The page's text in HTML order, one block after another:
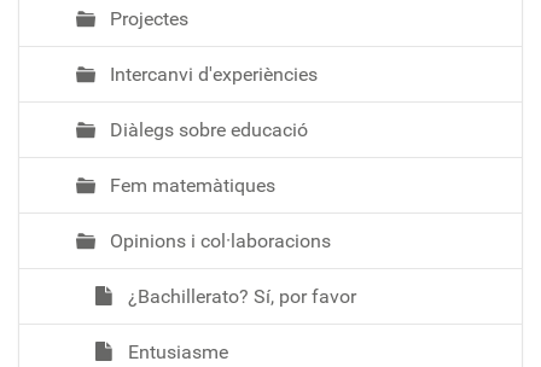
Projectes
Intercanvi d'experiències
Diàlegs sobre educació
Fem matemàtiques
Opinions i col·laboracions
¿Bachillerato? Sí, por favor
Entusiasme